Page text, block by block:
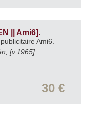
|| Ami6].
Ami6.
[v.1965].
30 €